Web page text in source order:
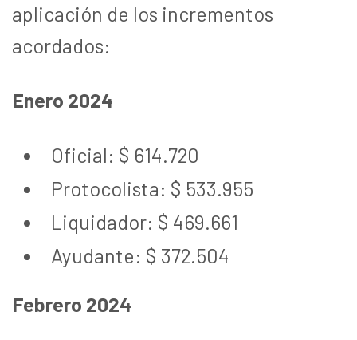
aplicación de los incrementos
acordados:
Enero 2024
Oficial: $ 614.720
Protocolista: $ 533.955
Liquidador: $ 469.661
Ayudante: $ 372.504
Febrero 2024